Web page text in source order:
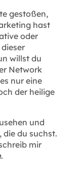
gestoßen,
hast
oder
willst du
Network
nur eine
der heilige
und
du suchst.
mir
.